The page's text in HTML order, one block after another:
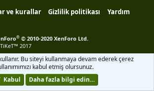
ve kurallar Gizlilik politikası
Yardım
® © 2010-2020 XenForo Ltd.
2017
Bu siteyi kullanmaya devam ederek çerez
kabul etmiş olursunuz.
Kabul
Daha fazla bilgi edin…